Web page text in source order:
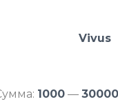
Vivus
1000 — 30000